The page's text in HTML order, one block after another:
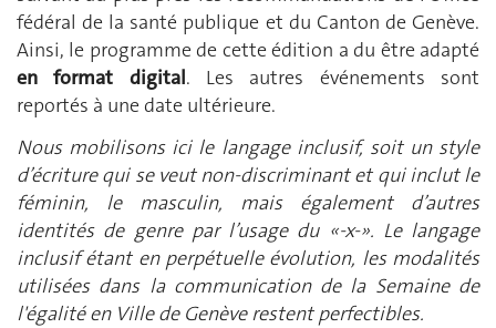
fédéral de la santé publique et du Canton de Genève.
Ainsi, le programme de cette édition a du être adapté
en format digital. Les autres événements sont
reportés à une date ultérieure.
Nous mobilisons ici le langage inclusif, soit un style
d’écriture qui se veut non-discriminant et qui inclut le
féminin, le masculin, mais également d’autres
identités de genre par l’usage du «-x-». Le langage
inclusif étant en perpétuelle évolution, les modalités
utilisées dans la communication de la Semaine de
l'égalité en Ville de Genève restent perfectibles.